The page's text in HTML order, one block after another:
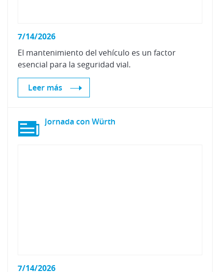
7/14/2026
El mantenimiento del vehículo es un factor
esencial para la seguridad vial.
Leer más
Jornada con Würth
7/14/2026